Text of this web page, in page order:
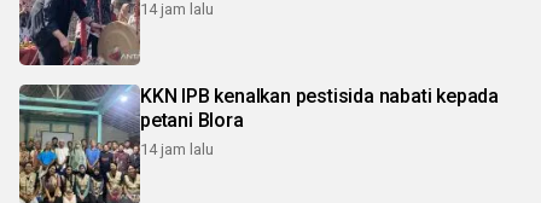
14 jam lalu
KKN IPB kenalkan pestisida nabati kepada
petani Blora
14 jam lalu